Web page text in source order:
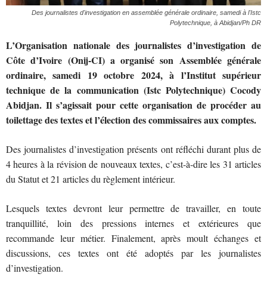
Des journalistes d'investigation en assemblée générale ordinaire, samedi à l'Istc
Polytechnique, à Abidjan/Ph DR
L’Organisation nationale des journalistes d’investigation de
Côte d’Ivoire (Onij-CI) a organisé son Assemblée générale
ordinaire, samedi 19 octobre 2024, à l’Institut supérieur
technique de la communication (Istc Polytechnique) Cocody
Abidjan. Il s’agissait pour cette organisation de procéder au
toilettage des textes et l’élection des commissaires aux comptes.
Des journalistes d’investigation présents ont réfléchi durant plus de
4 heures à la révision de nouveaux textes, c’est-à-dire les 31 articles
du Statut et 21 articles du règlement intérieur.
Lesquels textes devront leur permettre de travailler, en toute
tranquillité, loin des pressions internes et extérieures que
recommande leur métier. Finalement, après moult échanges et
discussions, ces textes ont été adoptés par les journalistes
d’investigation.